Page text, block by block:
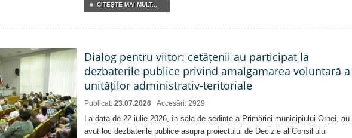
CITEŞTE MAI MULT...
Dialog pentru viitor: cetățenii au participat la
dezbaterile publice privind amalgamarea voluntară a
unităților administrativ-teritoriale
Publicat: 23.07.2026 Accesări: 2929
La data de 22 iulie 2026, în sala de ședințe a Primăriei municipiului Orhei, au
avut loc dezbaterile publice asupra proiectului de Decizie al Consiliului